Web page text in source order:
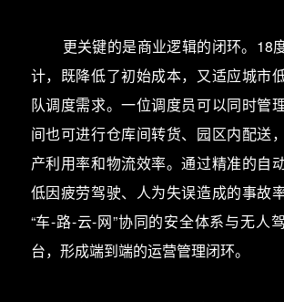
更关键的是商业逻辑的闭环。18
计，既降低了初始成本，又适应城市
队调度需求。一位调度员可以同时管
间也可进行仓库间转货、园区内配送
产利用率和物流效率。通过精准的自
低因疲劳驾驶、人为失误造成的事故
“车-路-云-网”协同的安全体系与无人
台，形成端到端的运营管理闭环。